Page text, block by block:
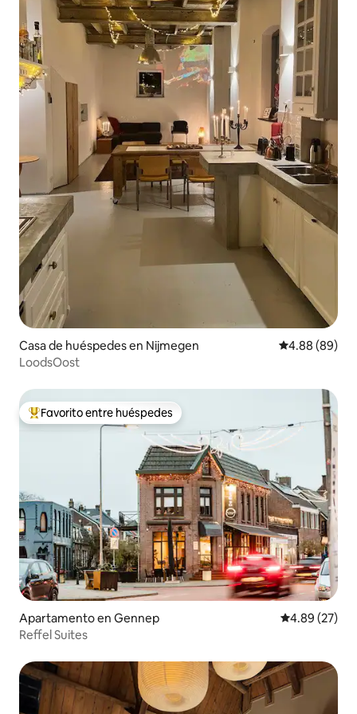
Casa de huéspedes en Nijmegen Calificación
4.88 (89)
LoodsOost
Favorito entre huéspedes preferido
Favorito entre huéspedes
Apartamento en Gennep Calificación
4.89 (27)
Reffel Suites